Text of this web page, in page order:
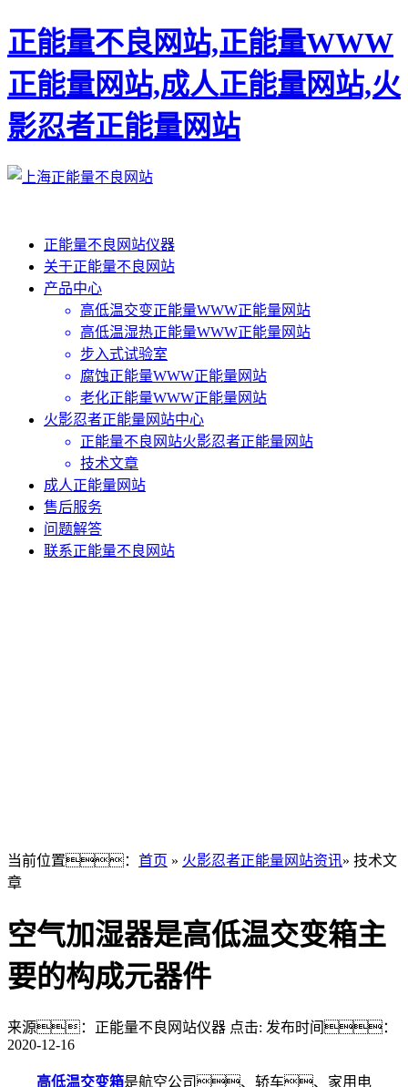
正能量不良网站,正能量WWW
正能量网站,成人正能量网站,火
影忍者正能量网站
正能量不良网站仪器
关于正能量不良网站
产品中心
高低温交变正能量WWW正能量网站
高低温湿热正能量WWW正能量网站
步入式试验室
腐蚀正能量WWW正能量网站
老化正能量WWW正能量网站
火影忍者正能量网站中心
正能量不良网站火影忍者正能量网站
技术文章
成人正能量网站
售后服务
问题解答
联系正能量不良网站
当前位置： 首页 » 火影忍者正能量网站资讯» 技术文
章
空气加湿器是高低温交变箱主
要的构成元器件
来源：正能量不良网站仪器 点击: 发布时间：
2020-12-16
高低温交变箱是航空公司、轿车、家用电